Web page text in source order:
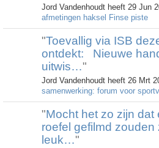
Jord Vandenhoudt heeft 29 Jun
afmetingen haksel Finse piste
"Toevallig via ISB
ontdekt: Nieuwe
uitwis…"
Jord Vandenhoudt heeft 26 Mrt
samenwerking: forum voor
"Mocht het zo zijn dat
roefel gefilmd
leuk…"